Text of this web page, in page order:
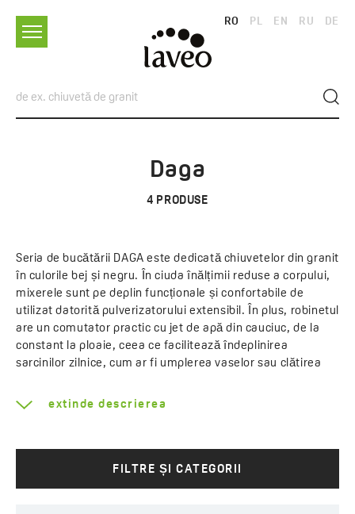
RO PL EN RU DE
Daga
4 PRODUSE
Seria de bucătării DAGA este dedicată chiuvetelor din granit
în culorile bej și negru. În ciuda înălțimii reduse a corpului,
mixerele sunt pe deplin funcționale și confortabile de
utilizat datorită pulverizatorului extensibil. În plus, robinetul
are un comutator practic cu jet de apă din cauciuc, de la
constant la ploaie, ceea ce facilitează îndeplinirea
sarcinilor zilnice, cum ar fi umplerea vaselor sau clătirea
extinde descrierea
FILTRE ȘI CATEGORII